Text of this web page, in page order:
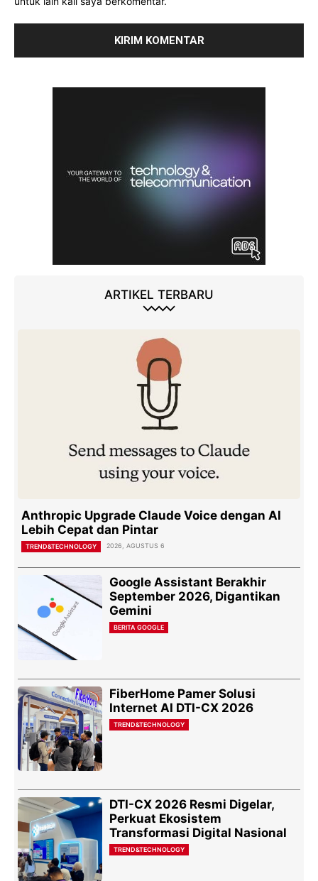
ARTIKEL TERBARU
Anthropic Upgrade Claude Voice dengan AI
Lebih Cepat dan Pintar
TREND&TECHNOLOGY 2026, AGUSTUS 6
Google Assistant Berakhir
September 2026, Digantikan
Gemini
BERITA GOOGLE
FiberHome Pamer Solusi
Internet AI DTI-CX 2026
TREND&TECHNOLOGY
DTI-CX 2026 Resmi Digelar,
Perkuat Ekosistem
Transformasi Digital Nasional
TREND&TECHNOLOGY